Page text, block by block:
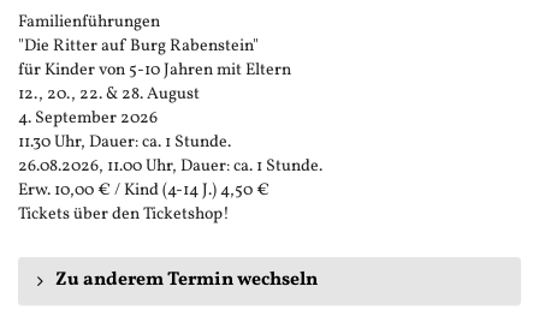
Familienführungen
"Die Ritter auf Burg Rabenstein"
für Kinder von 5-10 Jahren mit Eltern
12., 20., 22. & 28. August
4. September 2026
11.30 Uhr, Dauer: ca. 1 Stunde.
26.08.2026, 11.00 Uhr, Dauer: ca. 1 Stunde.
Erw. 10,00 € / Kind (4-14 J.) 4,50 €
Tickets über den Ticketshop!
Zu anderem Termin wechseln